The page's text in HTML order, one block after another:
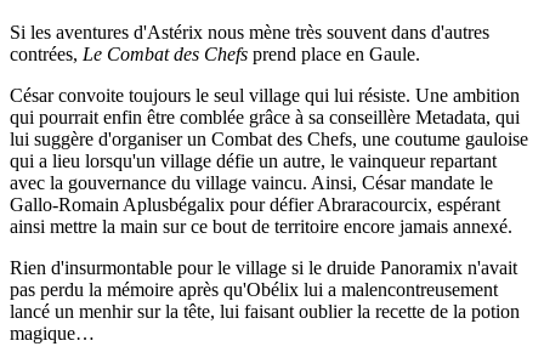
Si les aventures d'Astérix nous mène très souvent dans d'autres
contrées, Le Combat des Chefs prend place en Gaule.
César convoite toujours le seul village qui lui résiste. Une ambition
qui pourrait enfin être comblée grâce à sa conseillère Metadata, qui
lui suggère d'organiser un Combat des Chefs, une coutume gauloise
qui a lieu lorsqu'un village défie un autre, le vainqueur repartant
avec la gouvernance du village vaincu. Ainsi, César mandate le
Gallo-Romain Aplusbégalix pour défier Abraracourcix, espérant
ainsi mettre la main sur ce bout de territoire encore jamais annexé.
Rien d'insurmontable pour le village si le druide Panoramix n'avait
pas perdu la mémoire après qu'Obélix lui a malencontreusement
lancé un menhir sur la tête, lui faisant oublier la recette de la potion
magique…